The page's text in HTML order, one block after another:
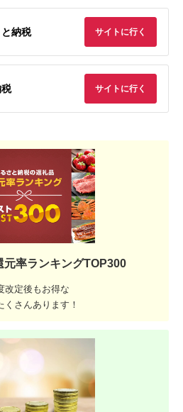
納税 サイトに行く
サイトに行く
元率ランキングTOP300
改定後もお得な
さんあります！